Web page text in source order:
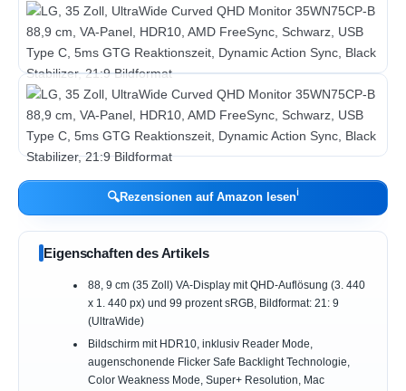
🔍Rezensionen auf Amazon lesenℹ︎
Eigenschaften des Artikels
88, 9 cm (35 Zoll) VA-Display mit QHD-Auflösung (3. 440
x 1. 440 px) und 99 prozent sRGB, Bildformat: 21: 9
(UltraWide)
Bildschirm mit HDR10, inklusiv Reader Mode,
augenschonende Flicker Safe Backlight Technologie,
Color Weakness Mode, Super+ Resolution, Mac